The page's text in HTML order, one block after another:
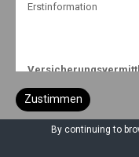
By continuing to
Dem Kunden wird eine
Versicherungsschutz
Abschluss eines
Kunde eine Beratung
Zustimmen
Ablehnen